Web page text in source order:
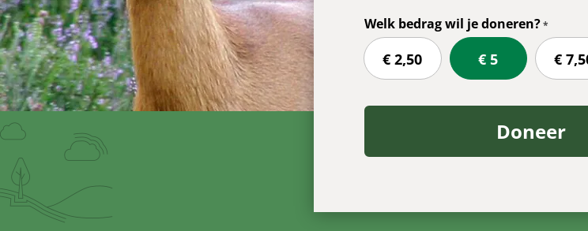
Welk bedrag wil je doneren?
€ 2,50 € 5 €
Doneer